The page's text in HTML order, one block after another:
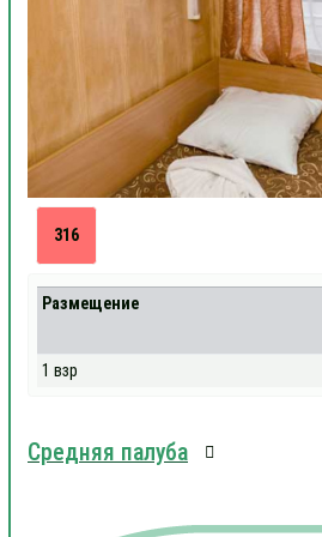
316
Размещение
1 взр
Средняя палуба